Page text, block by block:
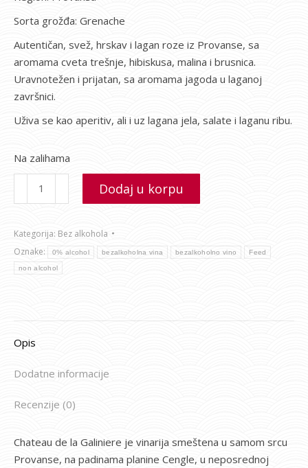
Sorta grožđa: Grenache
Autentičan, svež, hrskav i lagan roze iz Provanse, sa
aromama cveta trešnje, hibiskusa, malina i brusnica.
Uravnotežen i prijatan, sa aromama jagoda u laganoj
završnici.
Uživa se kao aperitiv, ali i uz lagana jela, salate i laganu ribu.
Na zalihama
Dodaj u korpu
Kategorija: Bez alkohola
Oznake:
0% alcohol bezalkoholna vina bezalkoholno vino Feed
non alcohol
Opis
Dodatne informacije
Recenzije (0)
Chateau de la Galiniere je vinarija smeštena u samom srcu
Provanse, na padinama planine Cengle, u neposrednoj